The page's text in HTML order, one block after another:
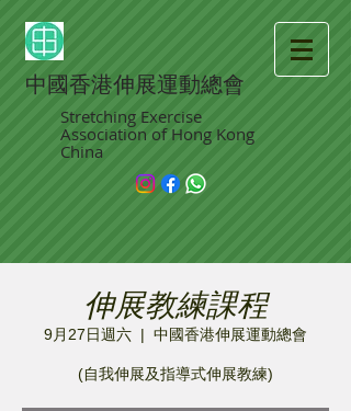
中國香港伸展運動總會
Stretching Exercise
Association of Hong Kong
China
伸展教練課程
9月27日週六
  |
中國香港伸展運動總會
(自我伸展及指導式伸展教練)